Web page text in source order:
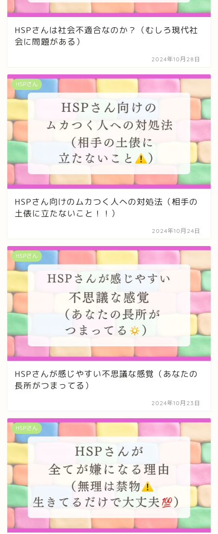
HSPさんは社会不適合なのか？（むしろ現代社
会に問題がある）
2024年10月28日
HSPさん
HSPさん向けのムカつく人への対処法（相手の
土俵に立たないこと！！）
2024年10月24日
HSPさん
HSPさんが感じやすい不思議な感覚（あなたの
長所がつまってる）
2024年10月23日
HSPさん